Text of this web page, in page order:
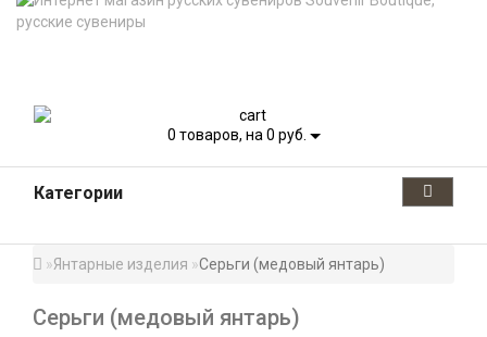
0 товаров, на 0 руб.
Категории
Янтарные изделия Серьги (медовый янтарь)
Серьги (медовый янтарь)